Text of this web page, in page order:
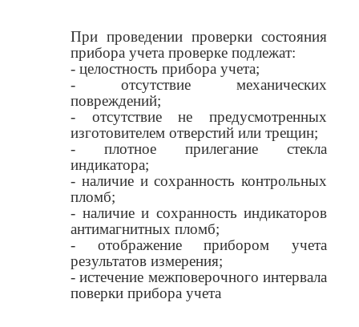
При проведении проверки состояния
прибора учета проверке подлежат:
- целостность прибора учета;
- отсутствие механических
повреждений;
- отсутствие не предусмотренных
изготовителем отверстий или трещин;
- плотное прилегание стекла
индикатора;
- наличие и сохранность контрольных
пломб;
- наличие и сохранность индикаторов
антимагнитных пломб;
- отображение прибором учета
результатов измерения;
- истечение межповерочного интервала
поверки прибора учета